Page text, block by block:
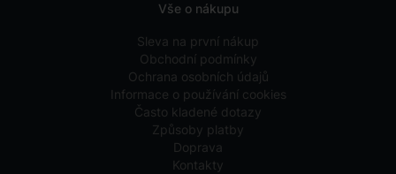
Vše o nákupu
Sleva na první nákup
Obchodní podmínky
Ochrana osobních údajů
Informace o používání cookies
Často kladené dotazy
Způsoby platby
Doprava
Kontakty